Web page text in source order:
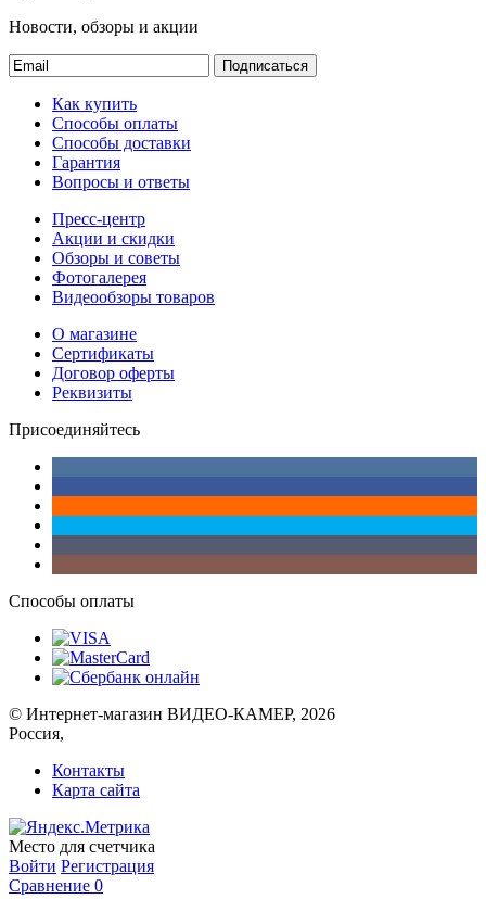
Новости, обзоры и акции
Подписаться
Как купить
Способы оплаты
Способы доставки
Гарантия
Вопросы и ответы
Пресс-центр
Акции и скидки
Обзоры и советы
Фотогалерея
Видеообзоры товаров
О магазине
Сертификаты
Договор оферты
Реквизиты
Присоединяйтесь
Способы оплаты
© Интернет-магазин ВИДЕО-КАМЕР, 2026
Россия,
Контакты
Карта сайта
Место для счетчика
Войти Регистрация
Сравнение 0